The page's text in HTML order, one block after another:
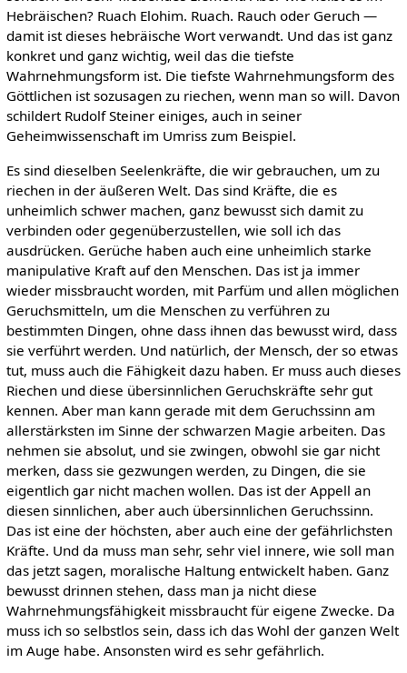
Hebräischen? Ruach Elohim. Ruach. Rauch oder Geruch —
damit ist dieses hebräische Wort verwandt. Und das ist ganz
konkret und ganz wichtig, weil das die tiefste
Wahrnehmungsform ist. Die tiefste Wahrnehmungsform des
Göttlichen ist sozusagen zu riechen, wenn man so will. Davon
schildert Rudolf Steiner einiges, auch in seiner
Geheimwissenschaft im Umriss zum Beispiel.
Es sind dieselben Seelenkräfte, die wir gebrauchen, um zu
riechen in der äußeren Welt. Das sind Kräfte, die es
unheimlich schwer machen, ganz bewusst sich damit zu
verbinden oder gegenüberzustellen, wie soll ich das
ausdrücken. Gerüche haben auch eine unheimlich starke
manipulative Kraft auf den Menschen. Das ist ja immer
wieder missbraucht worden, mit Parfüm und allen möglichen
Geruchsmitteln, um die Menschen zu verführen zu
bestimmten Dingen, ohne dass ihnen das bewusst wird, dass
sie verführt werden. Und natürlich, der Mensch, der so etwas
tut, muss auch die Fähigkeit dazu haben. Er muss auch dieses
Riechen und diese übersinnlichen Geruchskräfte sehr gut
kennen. Aber man kann gerade mit dem Geruchssinn am
allerstärksten im Sinne der schwarzen Magie arbeiten. Das
nehmen sie absolut, und sie zwingen, obwohl sie gar nicht
merken, dass sie gezwungen werden, zu Dingen, die sie
eigentlich gar nicht machen wollen. Das ist der Appell an
diesen sinnlichen, aber auch übersinnlichen Geruchssinn.
Das ist eine der höchsten, aber auch eine der gefährlichsten
Kräfte. Und da muss man sehr, sehr viel innere, wie soll man
das jetzt sagen, moralische Haltung entwickelt haben. Ganz
bewusst drinnen stehen, dass man ja nicht diese
Wahrnehmungsfähigkeit missbraucht für eigene Zwecke. Da
muss ich so selbstlos sein, dass ich das Wohl der ganzen Welt
im Auge habe. Ansonsten wird es sehr gefährlich.